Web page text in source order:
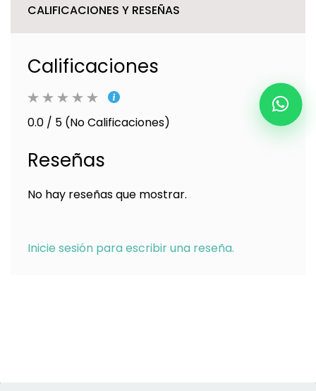
CALIFICACIONES Y RESEÑAS
Calificaciones
0.0 / 5 (No Calificaciones)
Reseñas
No hay reseñas que mostrar.
Inicie sesión para escribir una reseña.